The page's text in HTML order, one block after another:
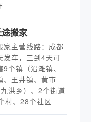
搬家
家主营线路：成都
发车，三到4天可
个镇（沿滩镇、
、王井镇、黄市
洪乡）、2个街道
村、28个社区